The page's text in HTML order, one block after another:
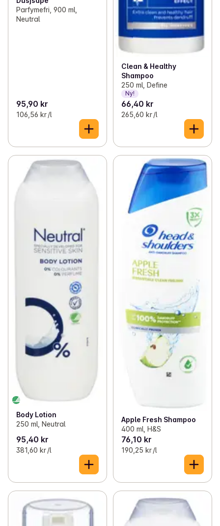
Parfymefri, 900 ml,
Neutral
95,90 kr
106,56 kr /l
Clean & Healthy
Shampoo
250 ml, Define
Ny!
66,40 kr
265,60 kr /l
Body Lotion
250 ml, Neutral
95,40 kr
381,60 kr /l
Apple Fresh Shampoo
400 ml, H&S
76,10 kr
190,25 kr /l